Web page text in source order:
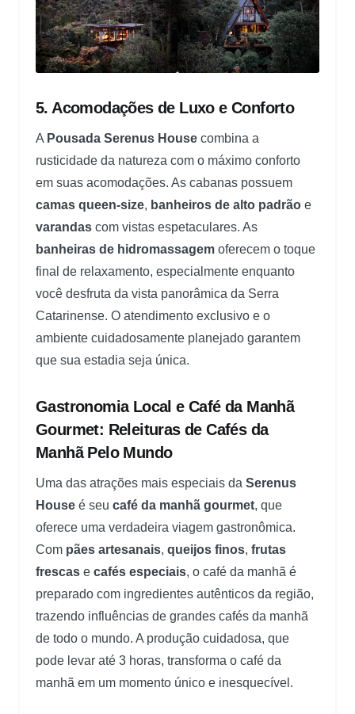
5. Acomodações de Luxo e Conforto
A Pousada Serenus House combina a
rusticidade da natureza com o máximo conforto
em suas acomodações. As cabanas possuem
camas queen-size, banheiros de alto padrão e
varandas com vistas espetaculares. As
banheiras de hidromassagem oferecem o toque
final de relaxamento, especialmente enquanto
você desfruta da vista panorâmica da Serra
Catarinense. O atendimento exclusivo e o
ambiente cuidadosamente planejado garantem
que sua estadia seja única.
Gastronomia Local e Café da Manhã
Gourmet: Releituras de Cafés da
Manhã Pelo Mundo
Uma das atrações mais especiais da Serenus
House é seu café da manhã gourmet, que
oferece uma verdadeira viagem gastronômica.
Com pães artesanais, queijos finos, frutas
frescas e cafés especiais, o café da manhã é
preparado com ingredientes autênticos da região,
trazendo influências de grandes cafés da manhã
de todo o mundo. A produção cuidadosa, que
pode levar até 3 horas, transforma o café da
manhã em um momento único e inesquecível.